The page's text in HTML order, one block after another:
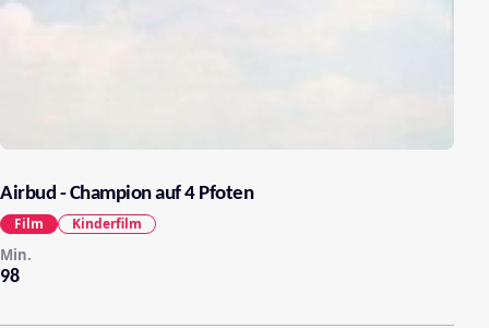
Airbud - Champion auf 4 Pfoten
98
Min.
Film Kinderfilm